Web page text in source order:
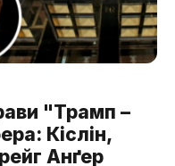
"Трамп –
Кіслін,
Анґер